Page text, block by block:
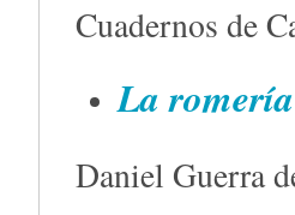
Cuadernos de
La
Daniel Guerra